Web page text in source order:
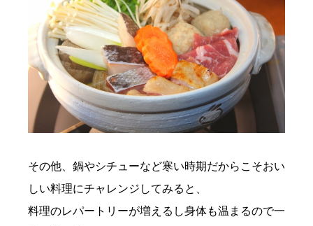
その他、鍋やシチューなど寒い時期だからこそおい
しい料理にチャレンジしてみると、
料理のレパートリーが増えるし身体も温まるので一